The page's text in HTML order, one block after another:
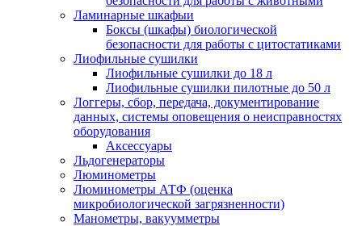
Ламинарные шкафыи
Боксы (шкафы) биологической
безопасности для работы с цитостатиками
Лиофильные сушилки
Лиофильные сушилки до 18 л
Лиофильные сушилки пилотные до 50 л
Логгеры, сбор, передача, документирование
данных, системы оповещения о неисправностях
оборудования
Аксессуары
Льдогенераторы
Люминометры
Люминометры АТФ (оценка
микробиологической загрязненности)
Манометры, вакуумметры